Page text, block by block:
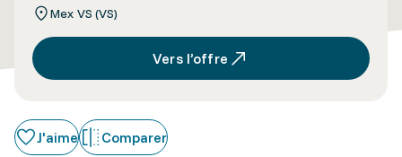
Mex VS (VS)
Vers l’offre
J'aime Comparer